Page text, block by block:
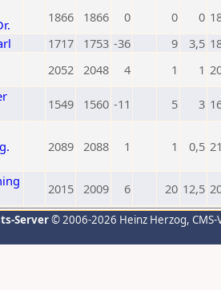
1866 1866 0 0 0
1717 1753 -36 9 3,5
2052 2048 4 1 1
1549 1560 -11 5 3
2089 2088 1 1 0,5
2015 2009 6 20 12,5
Server© 2006-2026 Heinz Herzog,